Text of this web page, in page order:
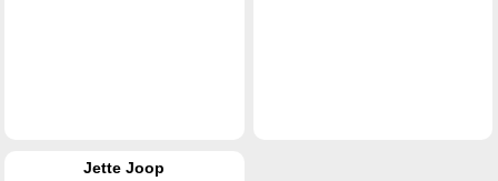
Jette Joop